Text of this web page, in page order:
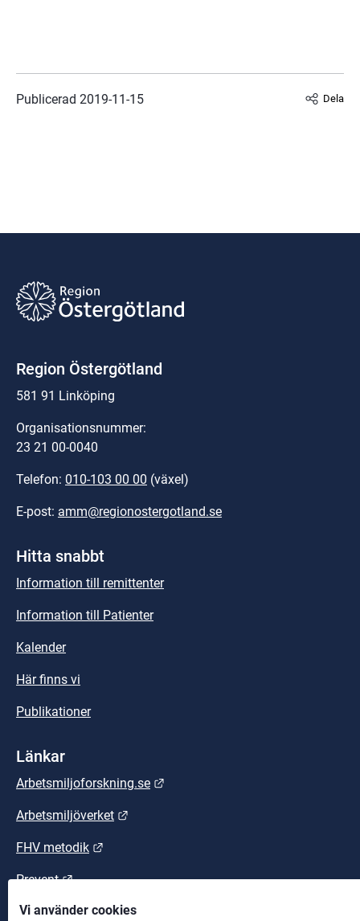
Vi använder cookies
Publicerad 2019-11-15 Dela
Region Östergötland
581 91 Linköping
Organisationsnummer:
23 21 00-0040
Telefon: 010-103 00 00 (växel)
E-post: amm@regionostergotland.se
Hitta snabbt
Information till remittenter
Information till Patienter
Kalender
Här finns vi
Publikationer
Länkar
Arbetsmiljoforskning.se
Arbetsmiljöverket
FHV metodik
Prevent Länk till annan webbplats.
Suntarbetsliv Länk till annan webbplats.